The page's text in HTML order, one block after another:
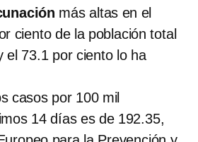
más altas en el
ciento de la población total
el 73.1 por ciento lo ha
casos por 100 mil
14 días es de 192.35,